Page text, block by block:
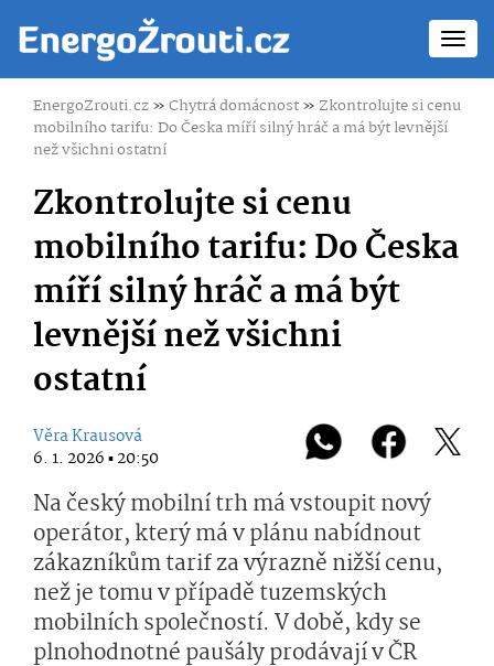
EnergoZrouti.cz»Chytrá domácnost»Zkontrolujte si cenu
mobilního tarifu: Do Česka míří silný hráč a má být levnější
než všichni ostatní
Zkontrolujte si cenu
mobilního tarifu: Do Česka
míří silný hráč a má být
levnější než všichni
ostatní
Věra Krausová
6. 1. 2026 ▪ 20:50
Na český mobilní trh má vstoupit nový
operátor, který má v plánu nabídnout
zákazníkům tarif za výrazně nižší cenu,
než je tomu v případě tuzemských
mobilních společností. V době, kdy se
plnohodnotné paušály prodávají v ČR